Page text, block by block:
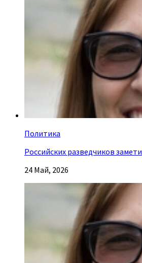
Политика
Российских разведчиков
24 Май, 2026